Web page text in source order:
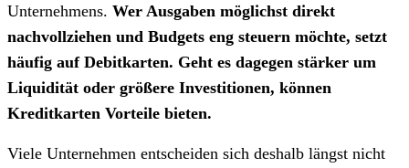
Unternehmens. Wer Ausgaben möglichst direkt
nachvollziehen und Budgets eng steuern möchte, setzt
häufig auf Debitkarten. Geht es dagegen stärker um
Liquidität oder größere Investitionen, können
Kreditkarten Vorteile bieten.
Viele Unternehmen entscheiden sich deshalb längst nicht